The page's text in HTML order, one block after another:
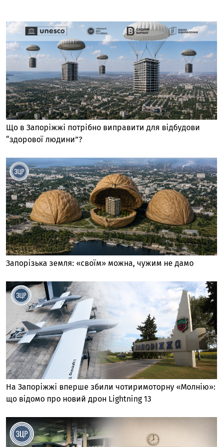
Що в Запоріжжі потрібно виправити для відбудови
“здорової людини”?
Запорізька земля: «своїм» можна, чужим не дамо
На Запоріжжі вперше збили чотиримоторну «Молнію»:
що відомо про новий дрон Lightning 13